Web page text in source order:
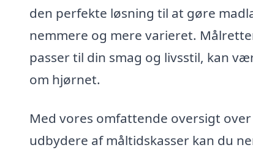
den perfekte løsning til at gøre
nemmere og mere varieret.
passer til din smag og livsstil, kan
om hjørnet.
Med vores omfattende oversigt over
udbydere af måltidskasser kan du